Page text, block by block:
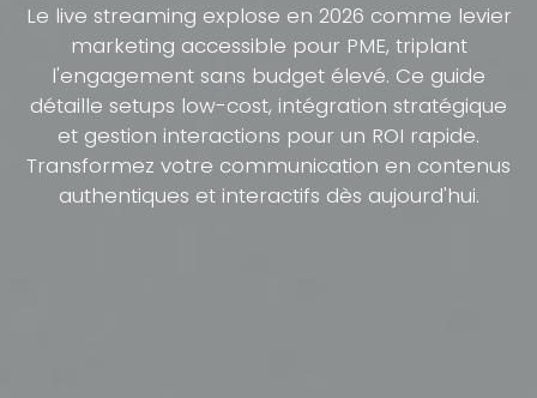
Le live streaming explose en 2026 comme levier
marketing accessible pour PME, triplant
l'engagement sans budget élevé. Ce guide
détaille setups low-cost, intégration stratégique
et gestion interactions pour un ROI rapide.
Transformez votre communication en contenus
authentiques et interactifs dès aujourd'hui.